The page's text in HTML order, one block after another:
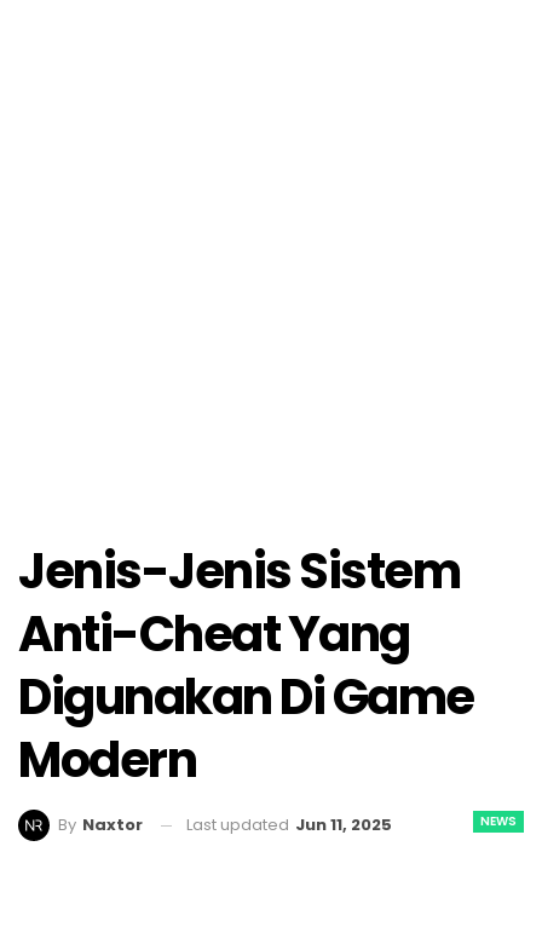
Jenis-Jenis Sistem
Anti-Cheat Yang
Digunakan Di Game
Modern
NEWS
By Naxtor Last updated Jun 11, 2025